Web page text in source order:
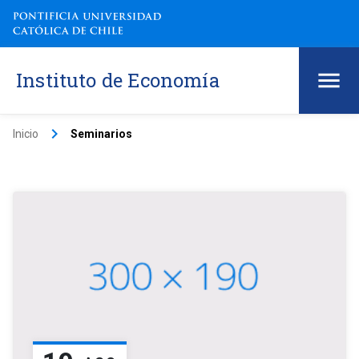
Instituto de Economía
Inicio keyboard_arrow_right Seminarios